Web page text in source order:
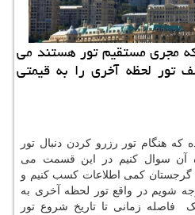
مجری مستقیم تور هستند می
تور لحظه آخری را به قیمتی
هنگام تور رزرو کردن دنبال تور
آن سوال کنیم در این قسمت می
گرجستان کمی اطلاعات کسب کنیم و
شویم در واقع تور لحظه آخری به
زمانی تا تاریخ شروع تور